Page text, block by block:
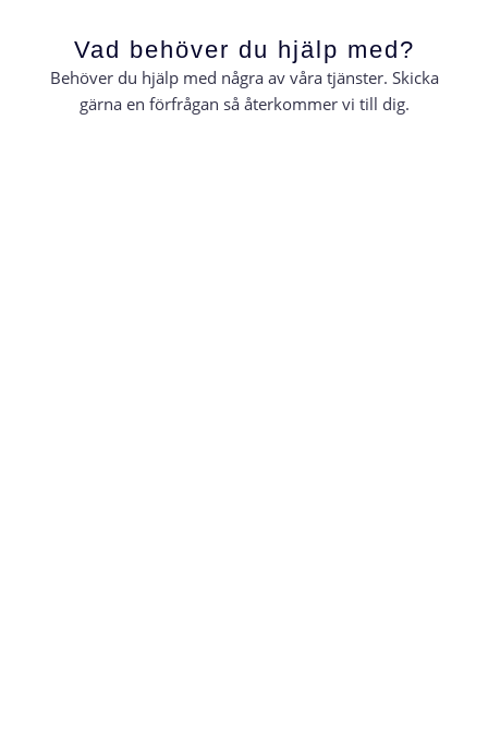
Vad behöver du hjälp med?
Behöver du hjälp med några av våra tjänster. Skicka
gärna en förfrågan så återkommer vi till dig.